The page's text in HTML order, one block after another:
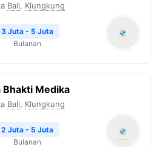
Bali, Klungkung
3 Juta - 5 Juta
Bulanan
Bhakti Medika
Bali, Klungkung
2 Juta - 5 Juta
Bulanan